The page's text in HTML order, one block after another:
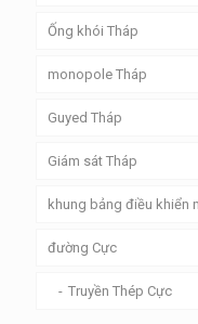
Ống khói Tháp
monopole Tháp
Guyed Tháp
Giám sát Tháp
khung bảng điều khiển
đường Cực
Truyền Thép Cực